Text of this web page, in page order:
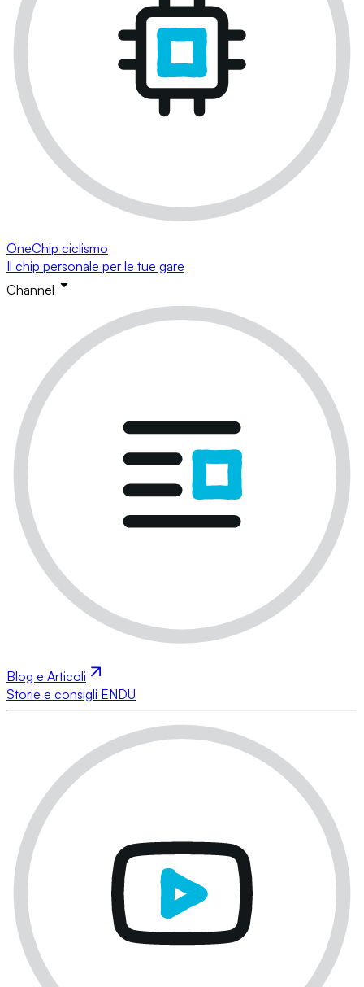
OneChip ciclismo
Il chip personale per le tue gare
Channel
Blog e Articoli
Storie e consigli ENDU